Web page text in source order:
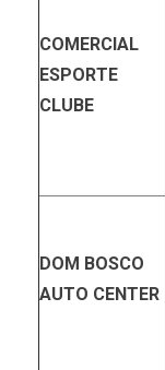
COMERCIAL
ESPORTE
CLUBE
DOM BOSCO
AUTO CENTER